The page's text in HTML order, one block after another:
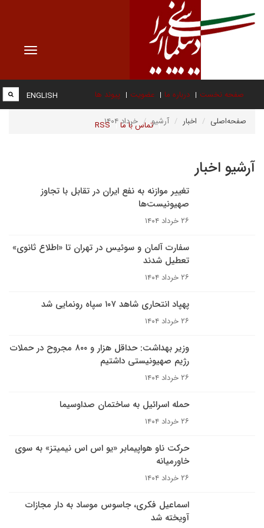
Toggle
صفحه نخست درباره ما عضویت پیوند ها
تماس با ما RSS
ENGLISH
صفحه‌اصلی اخبار آرشیو خرداد ۱۴۰۴
آرشیو اخبار
تغییر موازنه به نفع ایران در تقابل با تجاوز
صهیونیست‌ها
۲۶ خرداد ۱۴۰۴
سفارت آلمان و سوئیس در تهران تا «اطلاع ثانوی»
تعطیل شدند
۲۶ خرداد ۱۴۰۴
پهپاد انتحاری شاهد ۱۰۷ سپاه رونمایی شد
۲۶ خرداد ۱۴۰۴
وزیر بهداشت: حداقل هزار و ۸۰۰ مجروح در حملات
رژیم صهیونیستی داشتیم
۲۶ خرداد ۱۴۰۴
حمله اسرائیل به ساختمان صداوسیما
۲۶ خرداد ۱۴۰۴
حرکت ناو هواپیمابر «یو اس اس نیمیتز» به سوی
خاورمیانه
۲۶ خرداد ۱۴۰۴
اسماعیل فکری، جاسوس موساد به دار مجازات
آویخته شد